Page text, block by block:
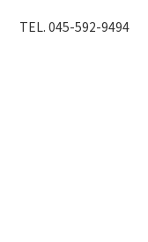
TEL. 045-592-9494